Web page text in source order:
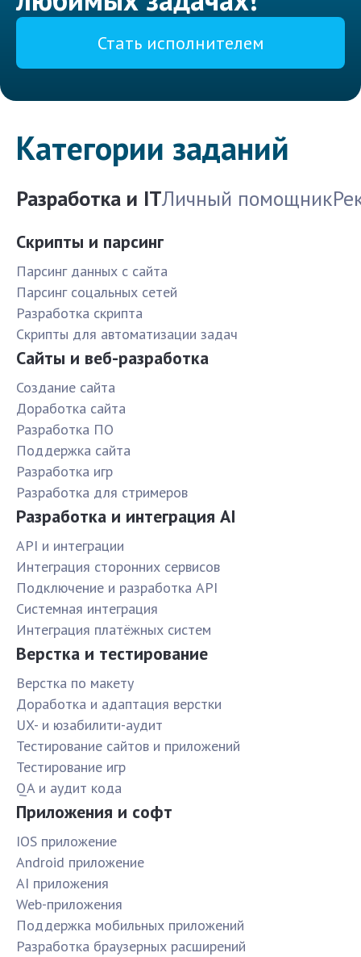
Стать исполнителем
Категории заданий
Разработка и ITЛичный помощник
Скрипты и парсинг
Парсинг данных с сайта
Парсинг соцальных сетей
Разработка скрипта
Скрипты для автоматизации задач
Сайты и веб-разработка
Создание сайта
Доработка сайта
Разработка ПО
Поддержка сайта
Разработка игр
Разработка для стримеров
Разработка и интеграция AI
API и интеграции
Интеграция сторонних сервисов
Подключение и разработка API
Системная интеграция
Интеграция платёжных систем
Верстка и тестирование
Верстка по макету
Доработка и адаптация верстки
UX- и юзабилити-аудит
Тестирование сайтов и приложений
Тестирование игр
QA и аудит кода
Приложения и софт
IOS приложение
Android приложение
AI приложения
Web-приложения
Поддержка мобильных приложений
Разработка браузерных расширений